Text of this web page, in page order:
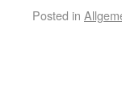
Posted in